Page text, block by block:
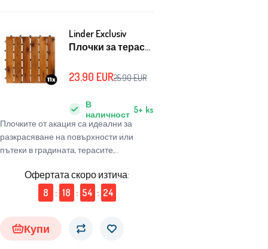
Linder Exclusiv
Плочки за тераса
cm 11 бр
Плочките от акация са идеални за
разкрасяване на повърхности или
пътеки в градината, терасите,
В
наличност 5+ ks
23.90 EUR25.90EUR
Офертата скоро изтича:
8
: 18 : 54 : 23
Купи